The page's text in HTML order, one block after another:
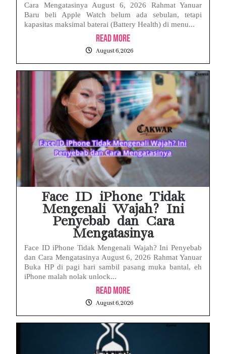
Cara Mengatasinya August 6, 2026 Rahmat Yanuar
Baru beli Apple Watch belum ada sebulan, tetapi
kapasitas maksimal baterai (Battery Health) di menu...
Read More
August 6, 2026
Face ID iPhone Tidak
Mengenali Wajah? Ini
Penyebab dan Cara
Mengatasinya
Face ID iPhone Tidak Mengenali Wajah? Ini Penyebab
dan Cara Mengatasinya August 6, 2026 Rahmat Yanuar
Buka HP di pagi hari sambil pasang muka bantal, eh
iPhone malah nolak unlock...
Read More
August 6, 2026